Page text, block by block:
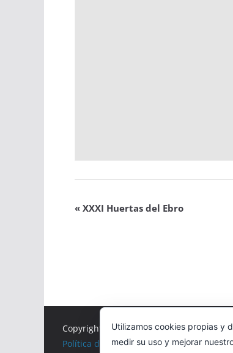
« XXXI Huertas del Ebro
Copyright © 2026Correr en La Rioja.
Política de cookies
Utilizamos cookies propias y
medir su uso y mejorar